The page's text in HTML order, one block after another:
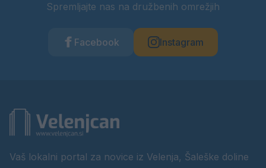
Spremljajte nas na družbenih omrežjih
Facebook Instagram
Vaš lokalni portal za novice iz Velenja, Šaleške doline